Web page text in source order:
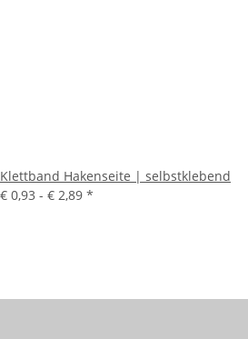
Klettband Hakenseite | selbstklebend
€ 0,93 - € 2,89 *